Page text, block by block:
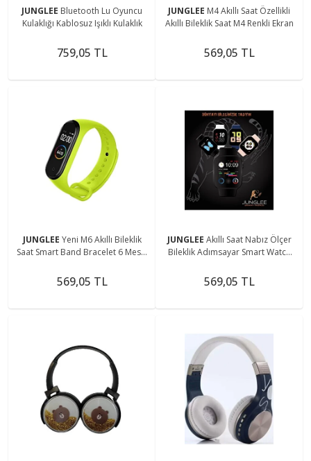
JUNGLEE Bluetooth Lu Oyuncu
Kulaklığı Kablosuz Işıklı Kulaklık
759,05 TL
JUNGLEE M4 Akıllı Saat Özellikli
Akıllı Bileklik Saat M4 Renkli Ekran
569,05 TL
JUNGLEE Yeni M6 Akıllı Bileklik
Saat Smart Band Bracelet 6 Mesaj
Uyumlu Fitpro
569,05 TL
JUNGLEE Akıllı Saat Nabız Ölçer
Bileklik Adımsayar Smart Watch
Siyah
569,05 TL